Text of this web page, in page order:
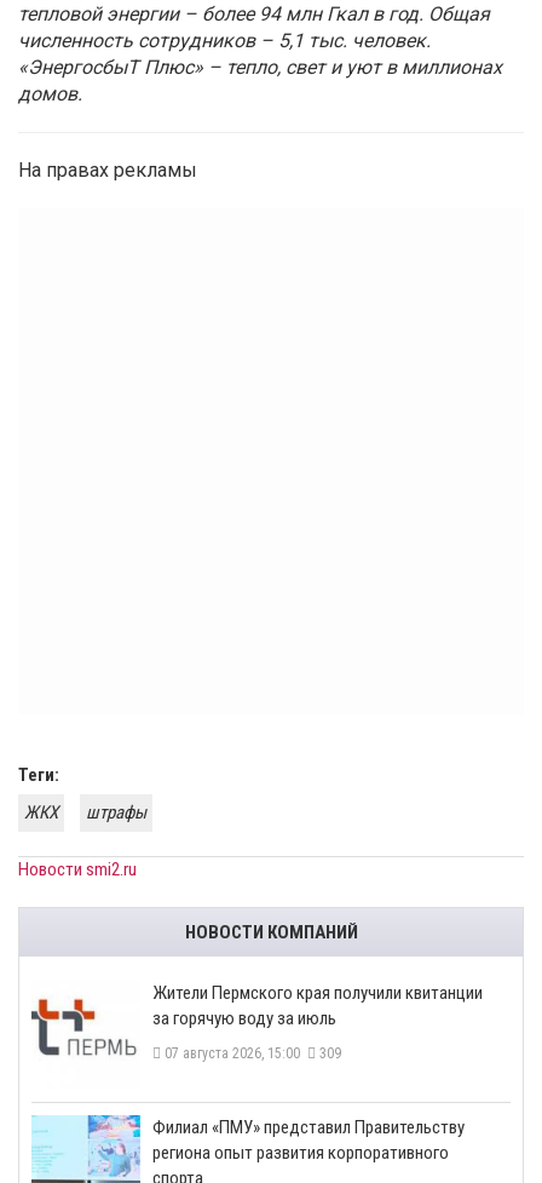
тепловой энергии – более 94 млн Гкал в год. Общая
численность сотрудников – 5,1 тыс. человек.
«ЭнергосбыТ Плюс» – тепло, свет и уют в миллионах
домов.
На правах рекламы
Теги:
ЖКХ
штрафы
Новости smi2.ru
НОВОСТИ КОМПАНИЙ
​Жители Пермского края получили квитанции
за горячую воду за июль
07 августа 2026, 15:00 309
​Филиал «ПМУ» представил Правительству
региона опыт развития корпоративного
спорта